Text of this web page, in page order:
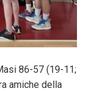
86-57 (19-11;
amiche della